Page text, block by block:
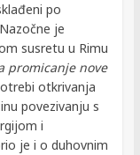
po
je
susretu u Rimu
promicanje nove
otkrivanja
povezivanju s
i
je i o duhovnim